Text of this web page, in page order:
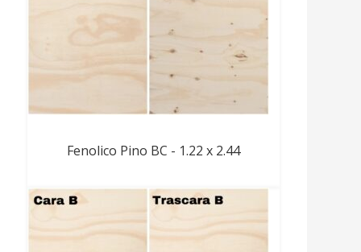
Fenolico Pino BC - 1.22 x 2.44